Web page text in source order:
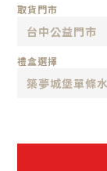
取貨門市
禮盒選擇